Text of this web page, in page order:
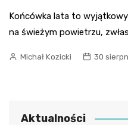
Końcówka lata to
na świeżym powietrzu,
Michał Kozicki 30
Aktualności